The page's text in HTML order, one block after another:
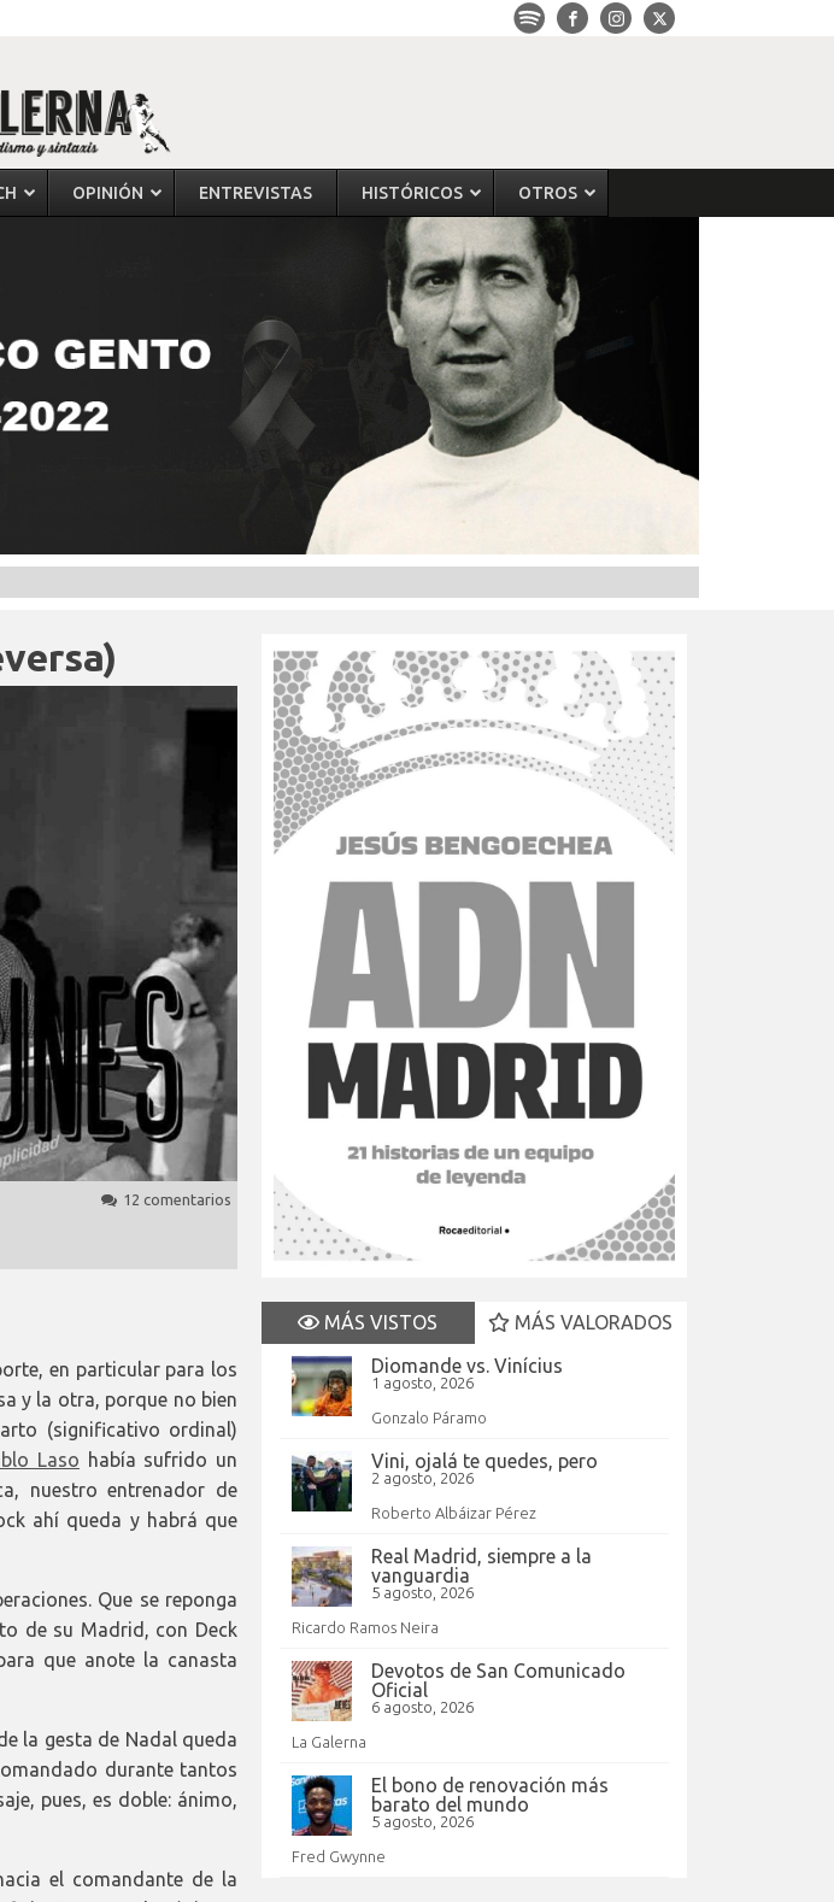
OPINIÓN ENTREVISTAS HISTÓRICOS OTROS
12 comentarios
en particular para los
y la otra, porque no bien
(significativo ordinal)
Laso había sufrido un
nuestro entrenador de
ahí queda y habrá que
Que se reponga
de su Madrid, con Deck
que anote la canasta
la gesta de Nadal queda
durante tantos
pues, es doble: ánimo,
el comandante de la
MÁS VISTOS
MÁS VALORADOS
Diomande vs. Vinícius
1 agosto, 2026
Gonzalo Páramo
Vini, ojalá te quedes, pero
2 agosto, 2026
Roberto Albáizar Pérez
Real Madrid, siempre a la
vanguardia
5 agosto, 2026
Ricardo Ramos Neira
Devotos de San Comunicado
Oficial
6 agosto, 2026
La Galerna
El bono de renovación más
barato del mundo
5 agosto, 2026
Fred Gwynne